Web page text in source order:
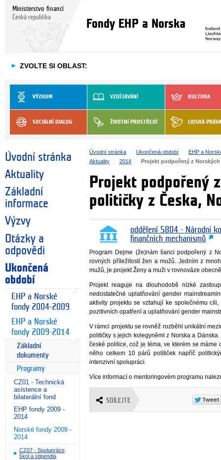
Ministerstvo financí
Česká republika
Fondy EHP a Norska
► ZVOLTE SI OBLAST:
VÝZKUM VZDĚLÁVÁNÍ KULTURA
SOCIÁLNÍ DIALOG ŽIVOTNÍ PROSTŘEDÍ LIDSKÁ PRÁVA
Úvodní stránka
Aktuality
Základní
informace
Výzvy
Otázky a
odpovědi
Ukončená
období
EHP a Norské
fondy 2004-2009
EHP a Norské
fondy 2009-2014
Základní
dokumenty
Programy
CZ01 - Technická
asistence a
bilaterální fond
EHP fondy 2009 -
2014
Norské fondy 2009 -
2014
CZ07 - Spolupráce
škol a stipendia
Úvodní stránka Ukončená období
EHP a
Aktuality
2014 Projekt podpořený z
Projekt podpořený
političky z Česka,
oddělení 5804 - Národní
finančních mechanismů
Program Dejme (že)nám šanci podpořený z
rovných příležitostí žen a mužů. Jedním z
mužů, je projekt Ženy a muži v rovnováze
Projekt reaguje na dlouhodobě nízké
nedostatečné uplatňování gender
aktivity projektu se vztahují ke společnému
pozitivních opatření a uplatňování gender
V rámci projektu se rovněž rozběhl unikátní
političky s jejich kolegyněmi z Norska a
české politice, což je téma, ve kterém se
něho celkem 10 párů političek napříč
intenzivní spolupráci.
Více informací o mentoringovém programu
SDÍLEJTE